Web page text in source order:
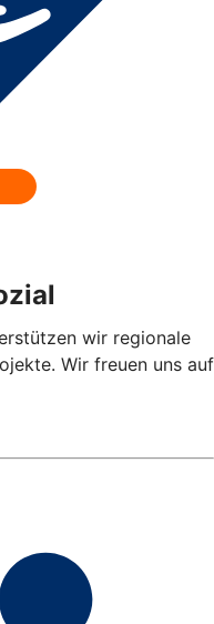
wir regionale
Wir freuen uns auf